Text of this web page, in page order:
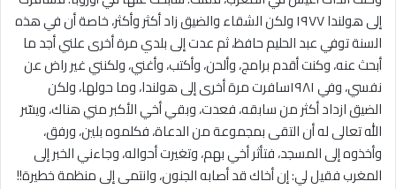
إلى هولندا ١٩٧٧ ولكن الشقاء والضيق زاد أكثر وأكثر، خاصة أن في هذه
السنة توفي عبد الحليم حافظ، ثم عدت إلى بلدي مرة أخرى علني أجد ما
أبحث عنه، وكنت أقدم برامج، وألحن، وأكتب، وأغني، ولكنني غير راض عن
نفسي، وفي ١٩٨١سافرت مرة أخرى إلى هولندا، وما حولها، ولكن
الضيق ازداد أكثر من سابقه، فعدت، وبقي أخي الأكبر مني هناك، ويسّر
الله تعالى له أن التقى بمجموعة من الدعاة، فكلموه بلين، ورفق،
وأخذوه إلى المسجد، فتأثر أخي بهم، وتغيرت أحواله، وجاءني الخبر إلى
المغرب فقيل لي: إن أخاك قد أصابه الجنون، وانتمى إلى منظمة خطيرة!!